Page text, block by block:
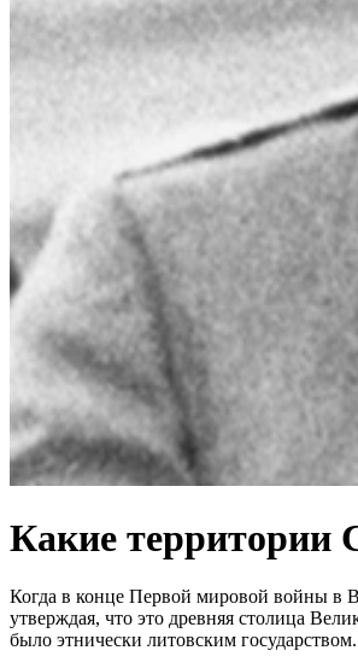
Какие территории
Когда в конце Первой мировой войны в
утверждая, что это древняя столица
было этнически литовским государством.